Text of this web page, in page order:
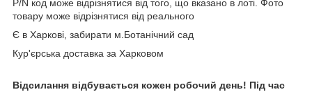
P/N код може відрізнятися від того, що вказано в лоті. Фото
товару може відрізнятися від реального
Є в Харкові, забирати м.Ботанічний сад
Кур'єрська доставка за Харковом
Відсилання відбувається кожен робочий день! Під час